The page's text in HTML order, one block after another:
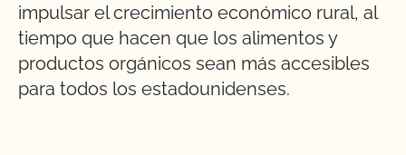
impulsar el crecimiento económico rural, al
tiempo que hacen que los alimentos y
productos orgánicos sean más accesibles
para todos los estadounidenses.